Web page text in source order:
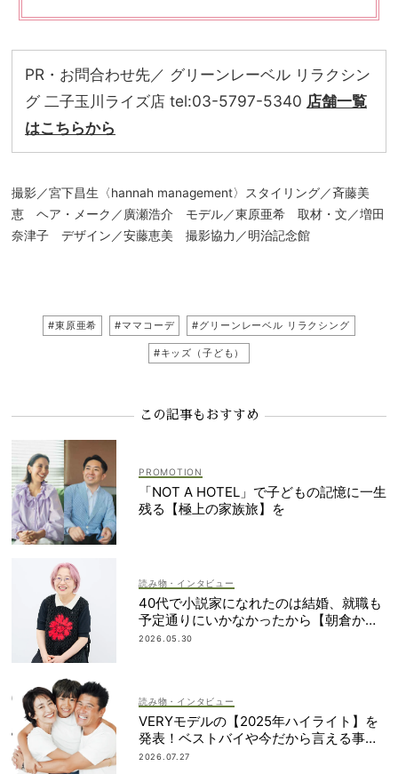
PR・お問合わせ先／ グリーンレーベル リラクシン
グ 二子玉川ライズ店 tel:03-5797-5340 店舗一覧
はこちらから
撮影／宮下昌生〈hannah management〉スタイリング／斉藤美
恵 ヘア・メーク／廣瀬浩介 モデル／東原亜希 取材・文／増田
奈津子 デザイン／安藤恵美 撮影協力／明治記念館
#東原亜希 #ママコーデ #グリーンレーベル リラクシング
#キッズ（子ども）
この記事もおすすめ
「NOT A HOTEL」で子どもの記憶に一生
残る【極上の家族旅】を
読み物・インタビュー
40代で小説家になれたのは結婚、就職も
予定通りにいかなかったから【朝倉かす
みさん】
2026.05.30
読み物・インタビュー
VERYモデルの【2025年ハイライト】を
発表！ベストバイや今だから言える事件
簿も大公開
2026.07.27